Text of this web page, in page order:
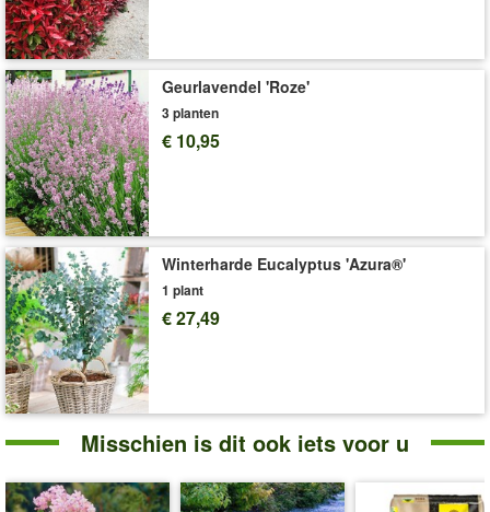
een rijke en betrouwbare voorjaarsbloei. (Deutzia hybrida)
Art.nr.:2186
Levering omvat:
1,5-liter containerpot, ca. 20-30 cm hoog
'Bruidsbloem'
Plant- en Verzorgingstips
Geurlavendel 'Roze'
3 planten
€ 10,95
Winterharde Eucalyptus 'Azura®'
1 plant
€ 27,49
Misschien is dit ook iets voor u